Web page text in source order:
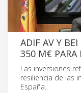
ADIF AV Y
350 M€ PARA
Las inversiones
resiliencia de las
España.